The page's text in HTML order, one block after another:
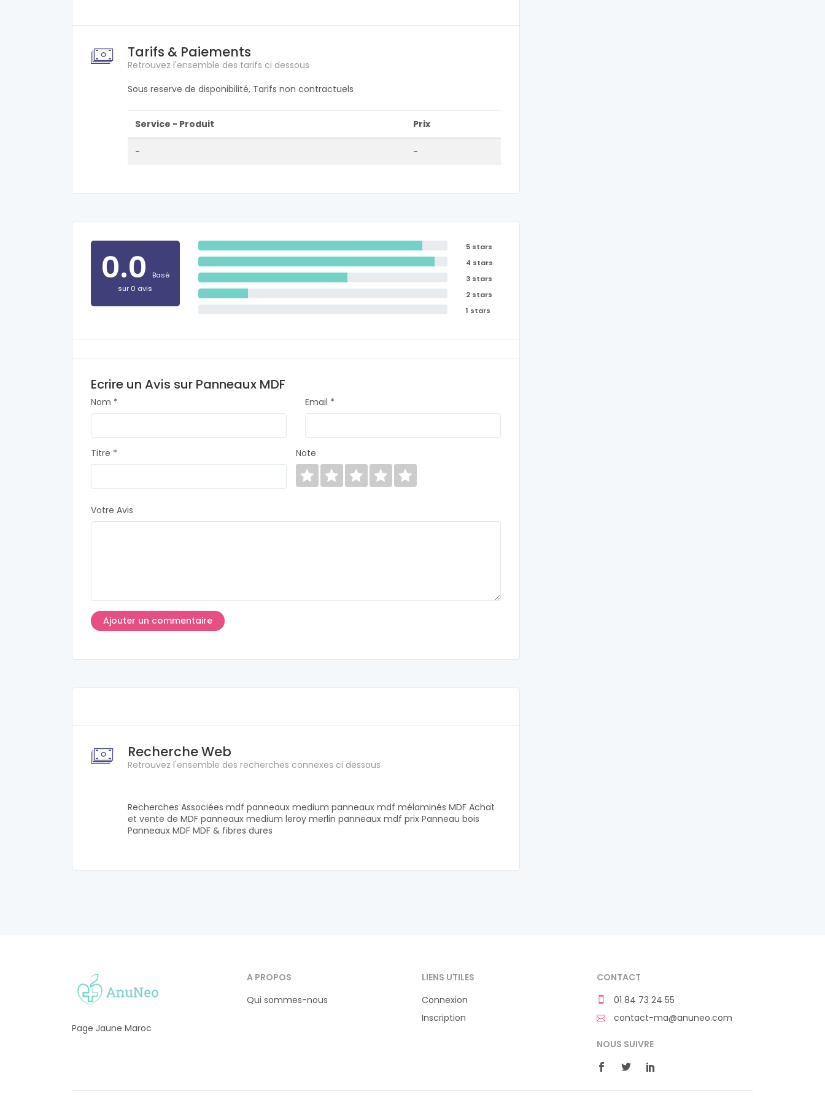
Tarifs & Paiements
Retrouvez l'ensemble des tarifs ci dessous
Sous reserve de disponibilité, Tarifs non contractuels
Service - Produit Prix
- -
0.0
Basé
sur 0 avis
5 stars
4 stars
3 stars
2 stars
1 stars
Ecrire un Avis sur Panneaux MDF
Nom * Email *
Titre * Note
Votre Avis
Recherche Web
Retrouvez l'ensemble des recherches connexes ci dessous
Recherches Associées mdf panneaux medium panneaux mdf mélaminés MDF Achat
et vente de MDF panneaux medium leroy merlin panneaux mdf prix Panneau bois
Panneaux MDF MDF & fibres dures
Page Jaune Maroc
A PROPOS
Qui sommes-nous
LIENS UTILES
Connexion
Inscription
CONTACT
01 84 73 24 55
contact-ma@anuneo.com
NOUS SUIVRE